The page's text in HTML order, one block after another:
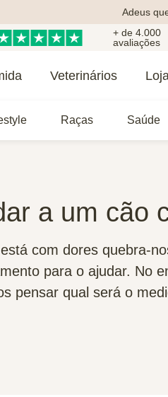
Adeus
+ de 4.000
avaliações
Veterinários Loja
Raças Saúde
a um cão
com dores quebra-
para o ajudar. No
pensar qual será o